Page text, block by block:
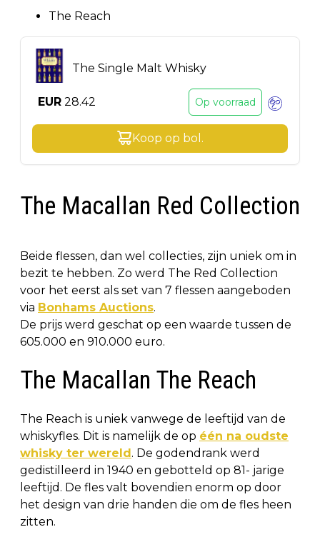
The Reach
The Single Malt Whisky
EUR 28.42 Op voorraad
Koop op bol .
The Macallan Red Collection
Beide flessen, dan wel collecties, zijn uniek om in
bezit te hebben. Zo werd The Red Collection
voor het eerst als set van 7 flessen aangeboden
via Bonhams Auctions.
De prijs werd geschat op een waarde tussen de
605.000 en 910.000 euro.
The Macallan The Reach
The Reach is uniek vanwege de leeftijd van de
whiskyfles. Dit is namelijk de op één na oudste
whisky ter wereld. De godendrank werd
gedistilleerd in 1940 en gebotteld op 81- jarige
leeftijd. De fles valt bovendien enorm op door
het design van drie handen die om de fles heen
zitten.